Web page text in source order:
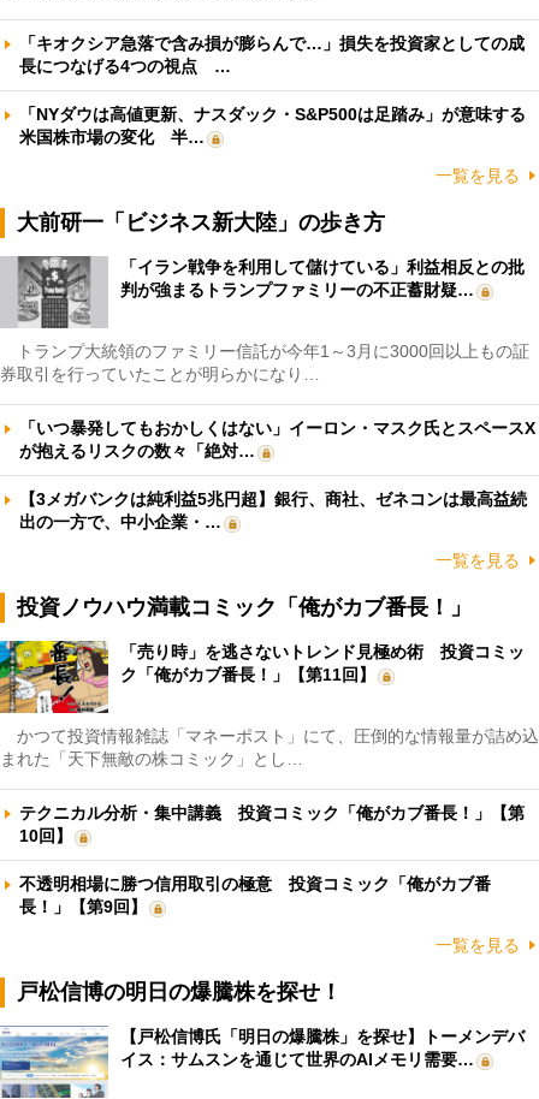
「キオクシア急落で含み損が膨らんで…」損失を投資家としての成
長につなげる4つの視点 …
「NYダウは高値更新、ナスダック・S&P500は足踏み」が意味する
米国株市場の変化 半…
一覧を見る
大前研一「ビジネス新大陸」の歩き方
「イラン戦争を利用して儲けている」利益相反との批
判が強まるトランプファミリーの不正蓄財疑…
トランプ大統領のファミリー信託が今年1～3月に3000回以上もの証
券取引を行っていたことが明らかになり…
「いつ暴発してもおかしくはない」イーロン・マスク氏とスペースX
が抱えるリスクの数々「絶対…
【3メガバンクは純利益5兆円超】銀行、商社、ゼネコンは最高益続
出の一方で、中小企業・…
一覧を見る
投資ノウハウ満載コミック「俺がカブ番長！」
「売り時」を逃さないトレンド見極め術 投資コミッ
ク「俺がカブ番長！」【第11回】
かつて投資情報雑誌「マネーポスト」にて、圧倒的な情報量が詰め込
まれた「天下無敵の株コミック」とし…
テクニカル分析・集中講義 投資コミック「俺がカブ番長！」【第
10回】
不透明相場に勝つ信用取引の極意 投資コミック「俺がカブ番
長！」【第9回】
一覧を見る
戸松信博の明日の爆騰株を探せ！
【戸松信博氏「明日の爆騰株」を探せ】トーメンデバ
イス：サムスンを通じて世界のAIメモリ需要…